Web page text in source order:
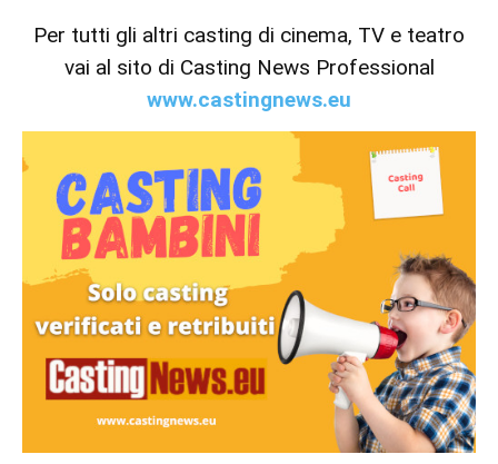
Per tutti gli altri casting di cinema, TV e teatro
vai al sito di Casting News Professional
www.castingnews.eu